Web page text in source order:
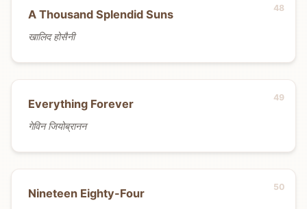
A Thousand Splendid Suns
खालिद होसैनी
Everything Forever
गेविन जियोब्रानन
Nineteen Eighty-Four